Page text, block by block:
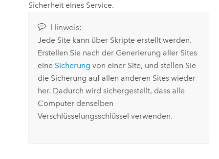
Sicherheit eines Service.
Hinweis:
Jede Site kann über Skripte erstellt werden.
Erstellen Sie nach der Generierung aller Sites
eine Sicherung von einer Site, und stellen Sie
die Sicherung auf allen anderen Sites wieder
her. Dadurch wird sichergestellt, dass alle
Computer denselben
Verschlüsselungsschlüssel verwenden.